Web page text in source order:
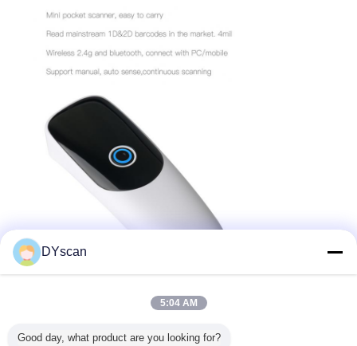
DYscan
5:04 AM
Good day, what product are you looking for?